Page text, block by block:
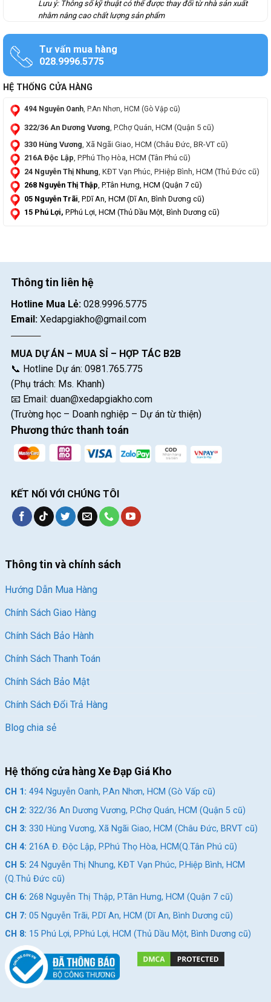
Lưu ý: Thông số kỹ thuật có thể được thay đổi từ nhà sản xuất
nhằm nâng cao chất lượng sản phẩm
Tư vấn mua hàng
028.9996.5775
HỆ THỐNG CỬA HÀNG
494 Nguyễn Oanh, P.An Nhơn, HCM (Gò Vập cũ)
322/36 An Dương Vương , P.Chợ Quán, HCM (Quận 5 cũ)
330 Hùng Vương , Xã Ngãi Giao, HCM (Châu Đức, BR-VT cũ)
216A Độc Lập, P.Phú Thọ Hòa, HCM (Tân Phú cũ)
24 Nguyễn Thị Nhung , KĐT Vạn Phúc, P.Hiệp Bình, HCM (Thủ Đức cũ)
268 Nguyễn Thị Thập, P.Tân Hưng, HCM (Quận 7 cũ)
05 Nguyễn Trãi , P.Dĩ An, HCM (Dĩ An, Bình Dương cũ)
15 Phú Lợi, P.Phú Lợi, HCM (Thủ Dầu Một, Bình Dương cũ)
Thông tin liên hệ
Hotline Mua Lẻ: 028.9996.5775
Email: Xedapgiakho@gmail.com
MUA DỰ ÁN – MUA SỈ – HỢP TÁC B2B
📞 Hotline Dự án: 0981.765.775
(Phụ trách: Ms. Khanh)
📧 Email: duan@xedapgiakho.com
(Trường học – Doanh nghiệp – Dự án từ thiện)
Phương thức thanh toán
KẾT NỐI VỚI CHÚNG TÔI
Thông tin và chính sách
Hướng Dẫn Mua Hàng
Chính Sách Giao Hàng
Chính Sách Bảo Hành
Chính Sách Thanh Toán
Chính Sách Bảo Mật
Chính Sách Đổi Trả Hàng
Blog chia sẻ
Hệ thống cửa hàng Xe Đạp Giá Kho
CH 1: 494 Nguyễn Oanh, P.An Nhơn, HCM (Gò Vấp cũ)
CH 2: 322/36 An Dương Vương, P.Chợ Quán, HCM (Quận 5 cũ)
CH 3: 330 Hùng Vương, Xã Ngãi Giao, HCM (Châu Đức, BRVT cũ)
CH 4: 216A Đ. Độc Lập, P.Phú Thọ Hòa, HCM(Q.Tân Phú cũ)
CH 5: 24 Nguyễn Thị Nhung, KĐT Vạn Phúc, P.Hiệp Bình, HCM
(Q.Thủ Đức cũ)
CH 6: 268 Nguyễn Thị Thập, P.Tân Hưng, HCM (Quận 7 cũ)
CH 7: 05 Nguyễn Trãi, P.Dĩ An, HCM (Dĩ An, Bình Dương cũ)
CH 8: 15 Phú Lợi, P.Phú Lợi, HCM (Thủ Dầu Một, Bình Dương cũ)